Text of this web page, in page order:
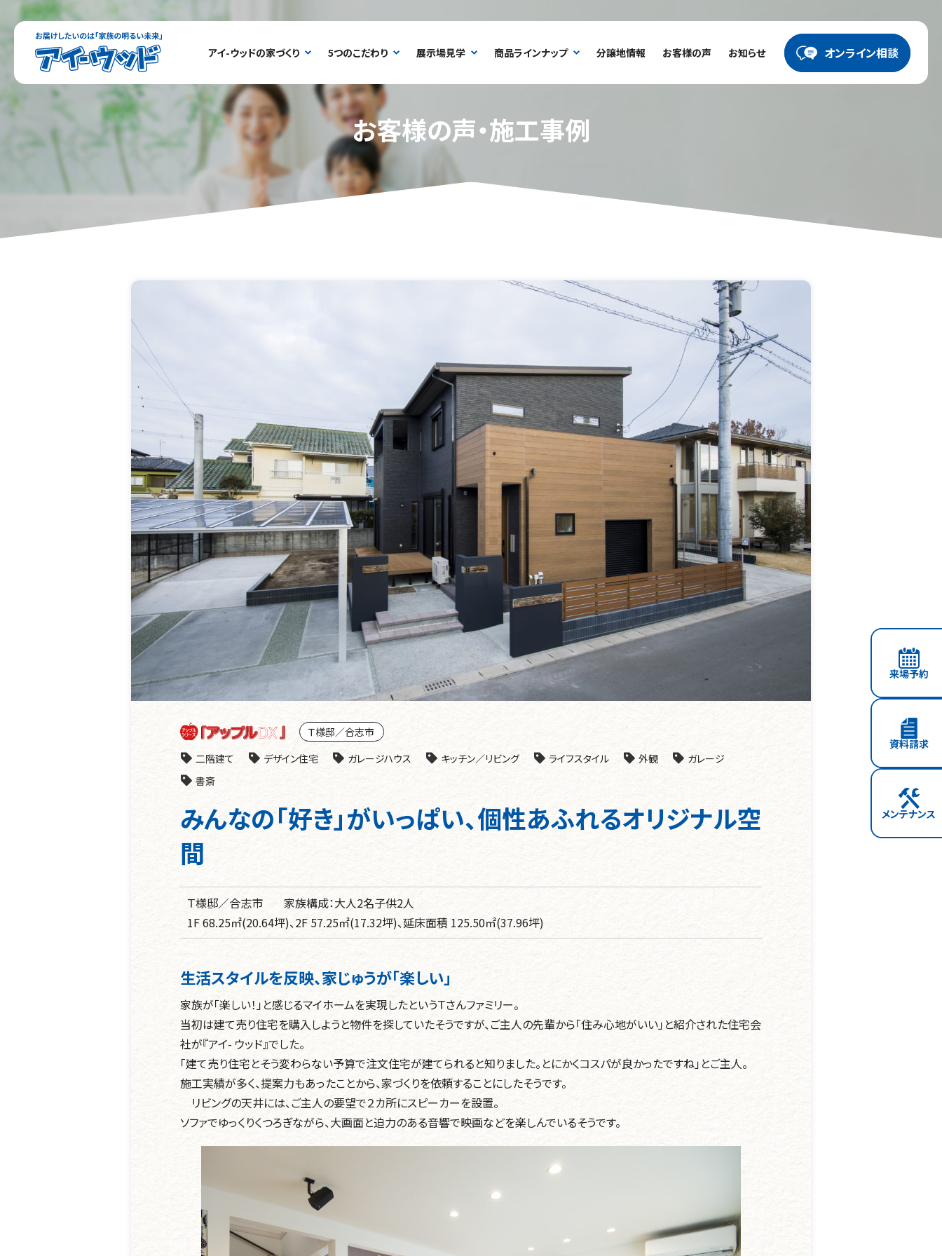
ア
イ-
ウ
アイ-ウッドの家づくり 5つのこだわり 展示場見学 商品ラインナップ 分譲地情報 お客様の声 お知らせ オンライン相談
お客様の声・施工事例
Ｔ様邸／合志市
二階建て
デザイン住宅 ガレージハウス キッチン／リビング ライフスタイル 外観
ガレージ
書斎
みんなの「好き」がいっぱい、個性あふれるオリジナル空
間
Ｔ様邸／合志市
家族構成：大人2名子供2人
1F 68.25㎡(20.64坪)、2F 57.25㎡(17.32坪)、延床面積 125.50㎡(37.96坪)
生活スタイルを反映、家じゅうが「楽しい」
家族が「楽しい！」と感じるマイホームを実現したというＴさんファミリー。
当初は建て売り住宅を購入しようと物件を探していたそうですが、ご主人の先輩から「住み心地がいい」と紹介された住宅会
社が『アイ- ウッド』でした。
「建て売り住宅とそう変わらない予算で注文住宅が建てられると知りました。とにかくコスパが良かったですね」とご主人。
施工実績が多く、提案力もあったことから、家づくりを依頼することにしたそうです。
リビングの天井には、ご主人の要望で２カ所にスピーカーを設置。
ソファでゆっくりくつろぎながら、大画面と迫力のある音響で映画などを楽しんでいるそうです。
来場予約
資料請求
メンテナンス